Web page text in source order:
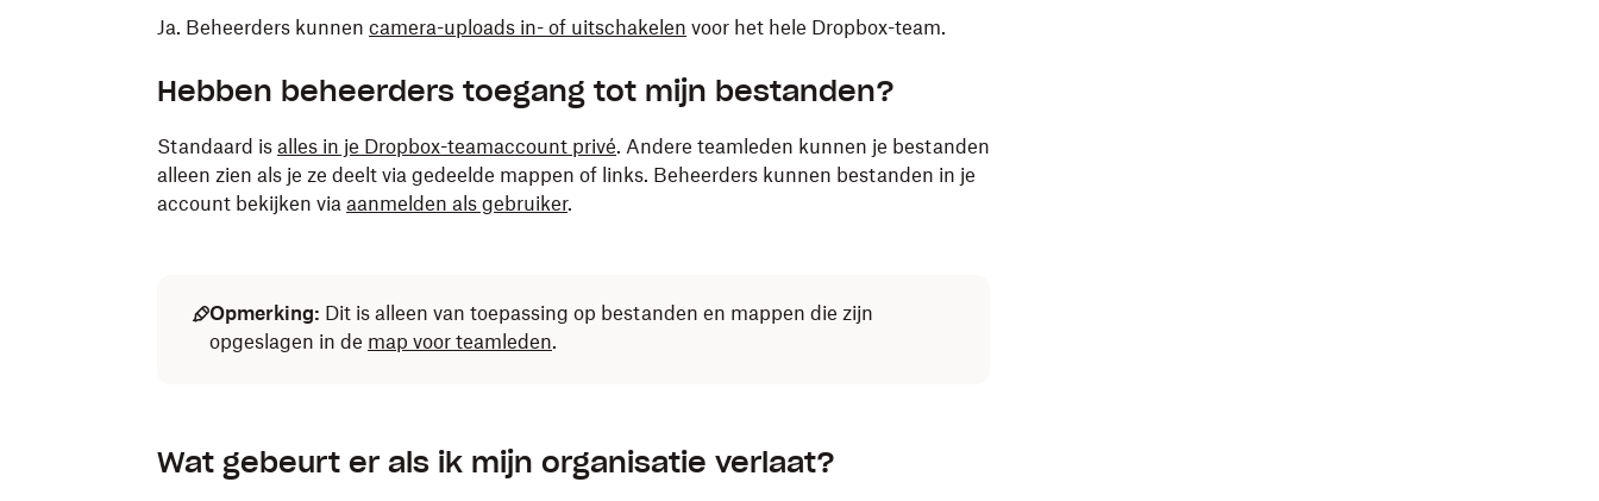
Ja. Beheerders kunnen camera-uploads in- of uitschakelen voor het hele Dropbox-team.
Hebben beheerders toegang tot mijn bestanden?
Standaard is alles in je Dropbox-teamaccount privé. Andere teamleden kunnen je bestanden
alleen zien als je ze deelt via gedeelde mappen of links. Beheerders kunnen bestanden in je
account bekijken via aanmelden als gebruiker.
Opmerking: Dit is alleen van toepassing op bestanden en mappen die zijn
opgeslagen in de map voor teamleden.
Wat gebeurt er als ik mijn organisatie verlaat?